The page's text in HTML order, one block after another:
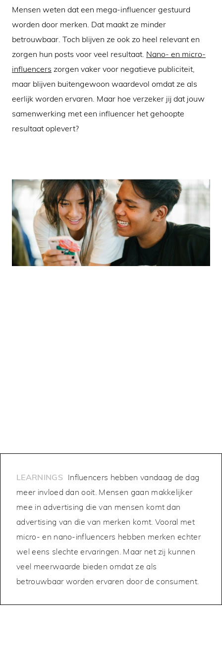
Mensen weten dat een mega-influencer gestuurd
worden door merken. Dat maakt ze minder
betrouwbaar. Toch blijven ze ook zo heel relevant en
zorgen hun posts voor veel resultaat. Nano- en micro-
influencers zorgen vaker voor negatieve publiciteit,
maar blijven buitengewoon waardevol omdat ze als
eerlijk worden ervaren. Maar hoe verzeker jij dat jouw
samenwerking met een influencer het gehoopte
resultaat oplevert?
LEARNINGS Influencers hebben vandaag de dag
meer invloed dan ooit. Mensen gaan makkelijker
mee in advertising die van mensen komt dan
advertising van die van merken komt. Vooral met
micro- en nano-influencers hebben merken echter
wel eens slechte ervaringen. Maar net zij kunnen
veel meerwaarde bieden omdat ze als
betrouwbaar worden ervaren door de consument.